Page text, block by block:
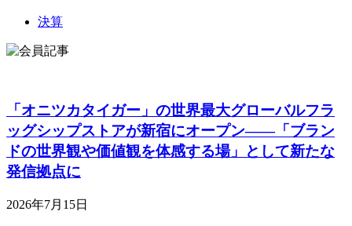
決算
「オニツカタイガー」の世界最大グローバルフラ
ッグシップストアが新宿にオープン――「ブラン
ドの世界観や価値観を体感する場」として新たな
発信拠点に
2026年7月15日